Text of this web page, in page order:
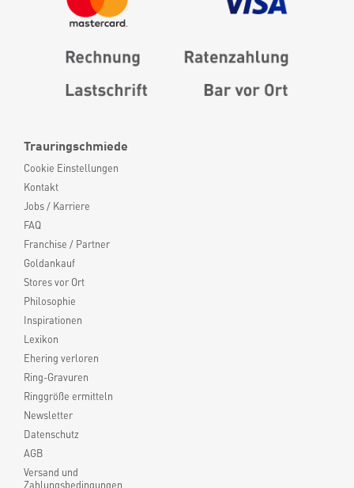
Trauringschmiede
Cookie Einstellungen
Kontakt
Jobs / Karriere
FAQ
Franchise / Partner
Goldankauf
Stores vor Ort
Philosophie
Inspirationen
Lexikon
Ehering verloren
Ring-Gravuren
Ringgröße ermitteln
Newsletter
Datenschutz
AGB
Versand und
Zahlungsbedingungen